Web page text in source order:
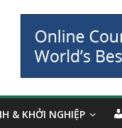
& KHỞI NGHIỆP